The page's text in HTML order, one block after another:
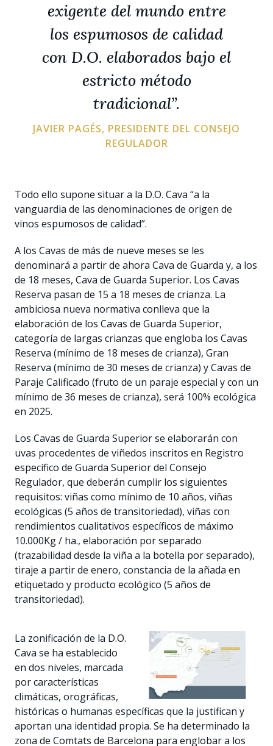
exigente del mundo entre
los espumosos de calidad
con D.O. elaborados bajo el
estricto método
tradicional”.
JAVIER PAGÉS, PRESIDENTE DEL CONSEJO
REGULADOR
Todo ello supone situar a la D.O. Cava “a la
vanguardia de las denominaciones de origen de
vinos espumosos de calidad”.
A los Cavas de más de nueve meses se les
denominará a partir de ahora Cava de Guarda y, a los
de 18 meses, Cava de Guarda Superior. Los Cavas
Reserva pasan de 15 a 18 meses de crianza. La
ambiciosa nueva normativa conlleva que la
elaboración de los Cavas de Guarda Superior,
categoría de largas crianzas que engloba los Cavas
Reserva (mínimo de 18 meses de crianza), Gran
Reserva (mínimo de 30 meses de crianza) y Cavas de
Paraje Calificado (fruto de un paraje especial y con un
mínimo de 36 meses de crianza), será 100% ecológica
en 2025.
Los Cavas de Guarda Superior se elaborarán con
uvas procedentes de viñedos inscritos en Registro
específico de Guarda Superior del Consejo
Regulador, que deberán cumplir los siguientes
requisitos: viñas como mínimo de 10 años, viñas
ecológicas (5 años de transitoriedad), viñas con
rendimientos cualitativos específicos de máximo
10.000Kg / ha., elaboración por separado
(trazabilidad desde la viña a la botella por separado),
tiraje a partir de enero, constancia de la añada en
etiquetado y producto ecológico (5 años de
transitoriedad).
La zonificación de la D.O.
Cava se ha establecido
en dos niveles, marcada
por características
climáticas, orográficas,
históricas o humanas específicas que la justifican y
aportan una identidad propia. Se ha determinado la
zona de Comtats de Barcelona para englobar a los